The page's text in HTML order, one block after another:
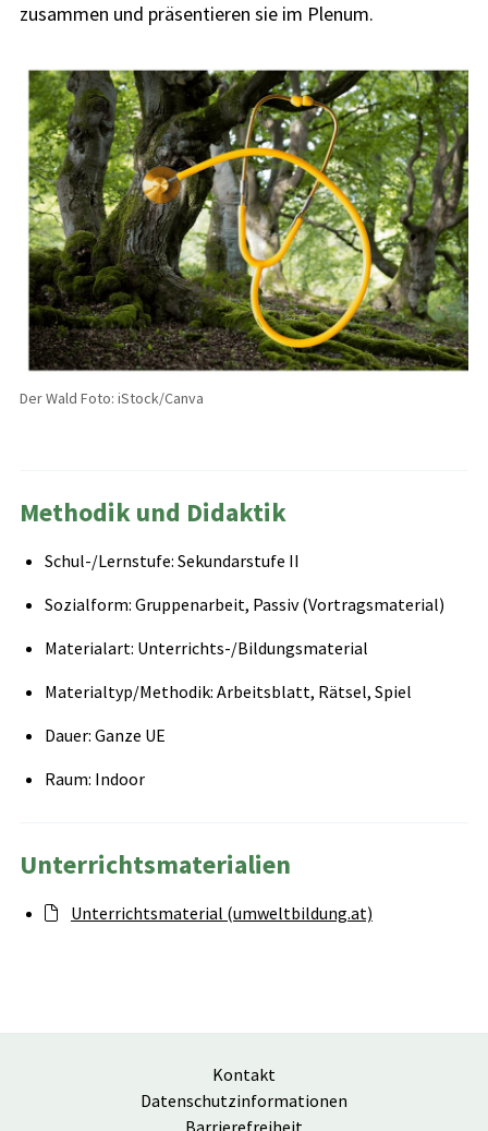
zusammen und präsentieren sie im Plenum.
Der Wald Foto: iStock/Canva
Methodik und Didaktik
Schul-/Lernstufe: Sekundarstufe II
Sozialform: Gruppenarbeit, Passiv (Vortragsmaterial)
Materialart: Unterrichts-/Bildungsmaterial
Materialtyp/Methodik: Arbeitsblatt, Rätsel, Spiel
Dauer: Ganze UE
Raum: Indoor
Unterrichtsmaterialien
Unterrichtsmaterial (umweltbildung.at)
Kontakt
Datenschutzinformationen
Barrierefreiheit